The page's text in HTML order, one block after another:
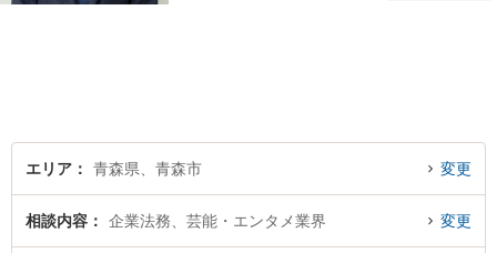
エリア 青森県、青森市 変更
相談内容 企業法務、芸能・エンタメ業界 変更